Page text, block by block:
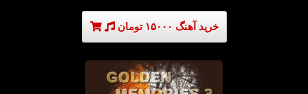
خرید آهنگ ۱۵۰۰۰ تومان